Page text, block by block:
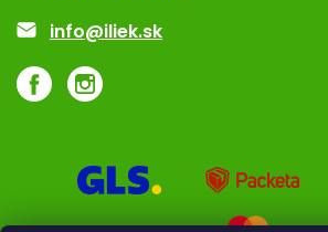
info@iliek.sk